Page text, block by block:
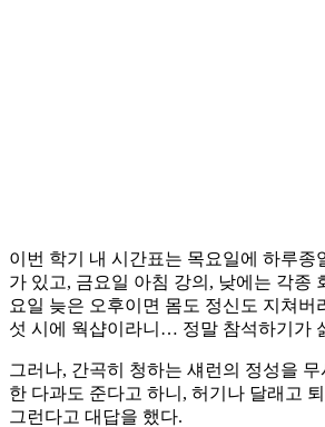
이번 학기 내 시간표는 목요일에 하루종
가 있고, 금요일 아침 강의, 낮에는 각종
요일 늦은 오후이면 몸도 정신도 지쳐버
섯 시에 웍샵이라니… 정말 참석하기가
그러나, 간곡히 청하는 섀런의 정성을
한 다과도 준다고 하니, 허기나 달래고
그런다고 대답을 했다.